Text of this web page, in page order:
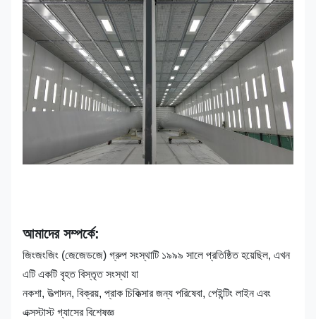
আমাদের সম্পর্কে:
জিংজংজিং (জেজেডজে) গ্রুপ সংস্থাটি ১৯৯৯ সালে প্রতিষ্ঠিত হয়েছিল, এখন
এটি একটি বৃহত বিস্তৃত সংস্থা যা
নকশা, উত্পাদন, বিক্রয়, প্রাক চিকিত্সার জন্য পরিষেবা, পেইন্টিং লাইন এবং
এক্সস্টাস্ট গ্যাসের বিশেষজ্ঞ